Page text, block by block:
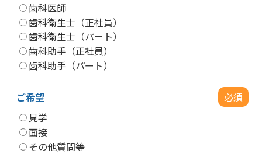
歯科医師
歯科衛生士（正社員）
歯科衛生士（パート）
歯科助手（正社員）
歯科助手（パート）
ご希望
必須
見学
面接
その他質問等